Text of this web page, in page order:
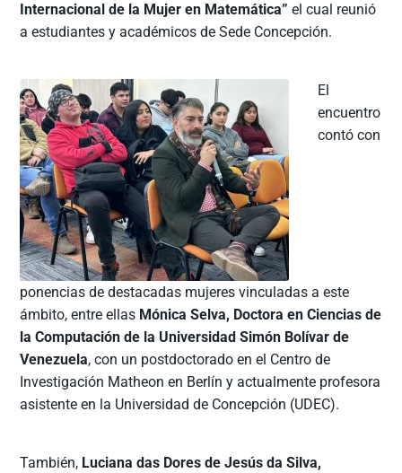
Internacional de la Mujer en Matemática”el cual reunió
a estudiantes y académicos de Sede Concepción.
El
encuentro
contó con
ponencias de destacadas mujeres vinculadas a este
ámbito, entre ellas Mónica Selva, Doctora en Ciencias de
la Computación de la Universidad Simón Bolívar de
Venezuela, con un postdoctorado en el Centro de
Investigación Matheon en Berlín y actualmente profesora
asistente en la Universidad de Concepción (UDEC).
También, Luciana das Dores de Jesús da Silva,